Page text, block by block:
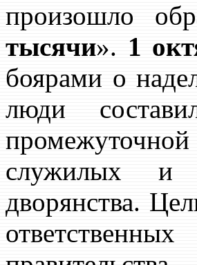
произошло
тысячи». 1
боярами о
люди
служилых и
дворянства.